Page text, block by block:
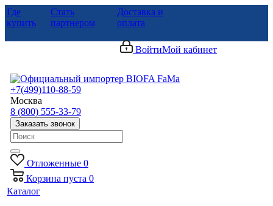
Где
купить
Стать
партнером
Доставка и
оплата
ВойтиМой кабинет
+7(499)110-88-59
Москва
8 (800) 555-33-79
Заказать звонок
Отложенные 0
Корзина пуста 0
Каталог